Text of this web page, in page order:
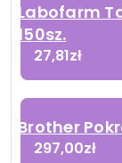
Labofarm
150sz.
27,81zł
Brother
297,00zł